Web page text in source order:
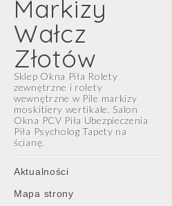
Markizy
Wałcz
Złotów
Sklep Okna Piła Rolety
zewnętrzne i rolety
wewnętrzne w Pile markizy
moskitiery wertikale. Salon
Okna PCV Piła Ubezpieczenia
Piła Psycholog Tapety na
ścianę.
Main
menu
Skip
content
Aktualności
Mapa strony